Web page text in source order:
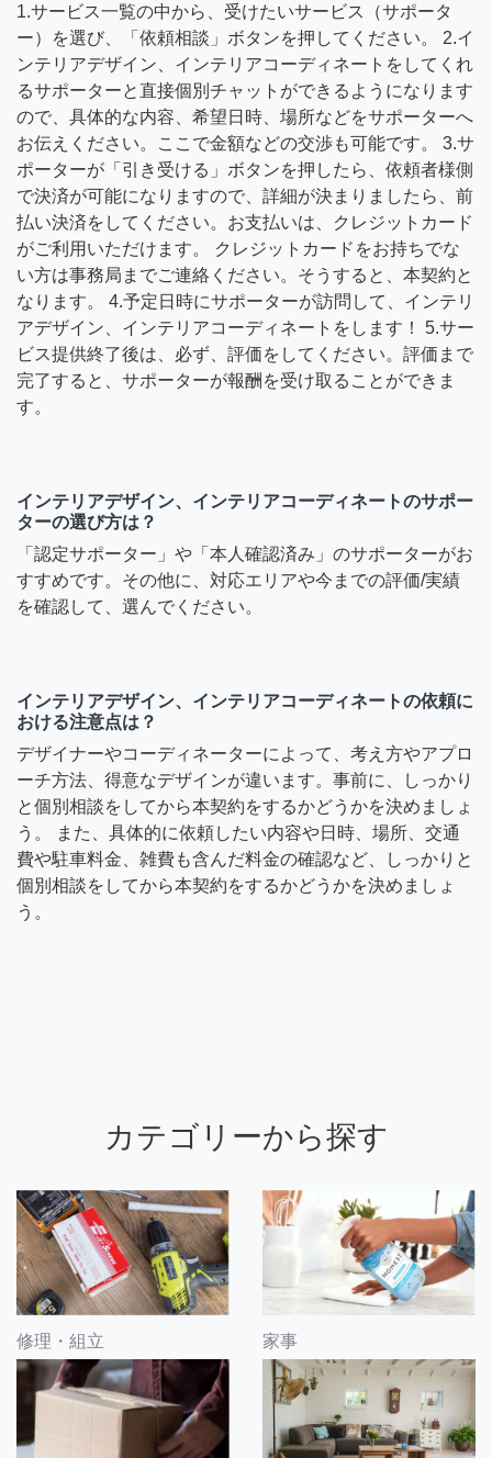
1.サービス一覧の中から、受けたいサービス（サポータ
ー）を選び、「依頼相談」ボタンを押してください。 2.イ
ンテリアデザイン、インテリアコーディネートをしてくれ
るサポーターと直接個別チャットができるようになります
ので、具体的な内容、希望日時、場所などをサポーターへ
お伝えください。ここで金額などの交渉も可能です。 3.サ
ポーターが「引き受ける」ボタンを押したら、依頼者様側
で決済が可能になりますので、詳細が決まりましたら、前
払い決済をしてください。お支払いは、クレジットカード
がご利用いただけます。 クレジットカードをお持ちでな
い方は事務局までご連絡ください。そうすると、本契約と
なります。 4.予定日時にサポーターが訪問して、インテリ
アデザイン、インテリアコーディネートをします！ 5.サー
ビス提供終了後は、必ず、評価をしてください。評価まで
完了すると、サポーターが報酬を受け取ることができま
す。
インテリアデザイン、インテリアコーディネートのサポー
ターの選び方は？
「認定サポーター」や「本人確認済み」のサポーターがお
すすめです。その他に、対応エリアや今までの評価/実績
を確認して、選んでください。
インテリアデザイン、インテリアコーディネートの依頼に
おける注意点は？
デザイナーやコーディネーターによって、考え方やアプロ
ーチ方法、得意なデザインが違います。事前に、しっかり
と個別相談をしてから本契約をするかどうかを決めましょ
う。 また、具体的に依頼したい内容や日時、場所、交通
費や駐車料金、雑費も含んだ料金の確認など、しっかりと
個別相談をしてから本契約をするかどうかを決めましょ
う。
カテゴリーから探す
修理・組立 家事